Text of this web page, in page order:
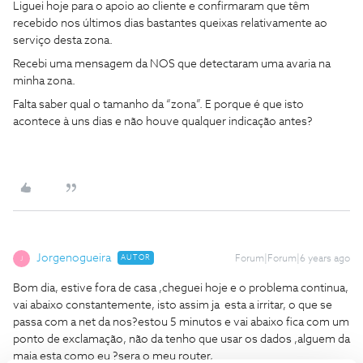
Liguei hoje para o apoio ao cliente e confirmaram que têm
recebido nos últimos dias bastantes queixas relativamente ao
serviço desta zona.
Recebi uma mensagem da NOS que detectaram uma avaria na
minha zona.
Falta saber qual o tamanho da “zona”. E porque é que isto
acontece à uns dias e não houve qualquer indicação antes?
Jorgenogueira AUTOR Forum|Forum|6 years ago
Bom dia, estive fora de casa ,cheguei hoje e o problema continua,
vai abaixo constantemente, isto assim ja esta a irritar, o que se
passa com a net da nos?estou 5 minutos e vai abaixo fica com um
ponto de exclamação, não da tenho que usar os dados ,alguem da
maia esta como eu ?sera o meu router,